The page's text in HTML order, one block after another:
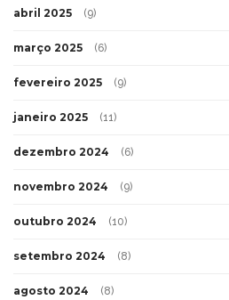
abril 2025 (9)
março 2025 (6)
fevereiro 2025 (9)
janeiro 2025 (11)
dezembro 2024 (6)
novembro 2024 (9)
outubro 2024 (10)
setembro 2024 (8)
agosto 2024 (8)